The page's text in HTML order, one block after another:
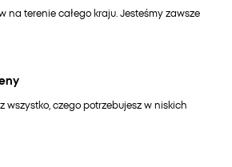
na terenie całego kraju. Jesteśmy zawsze
wszystko, czego potrzebujesz w niskich